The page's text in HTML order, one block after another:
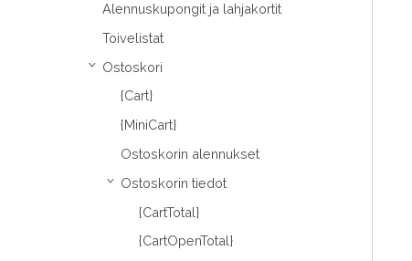
Alennuskupongit ja lahjakortit
Toivelistat
› Ostoskori
{Cart}
{MiniCart}
Ostoskorin alennukset
› Ostoskorin tiedot
{CartTotal}
{CartOpenTotal}